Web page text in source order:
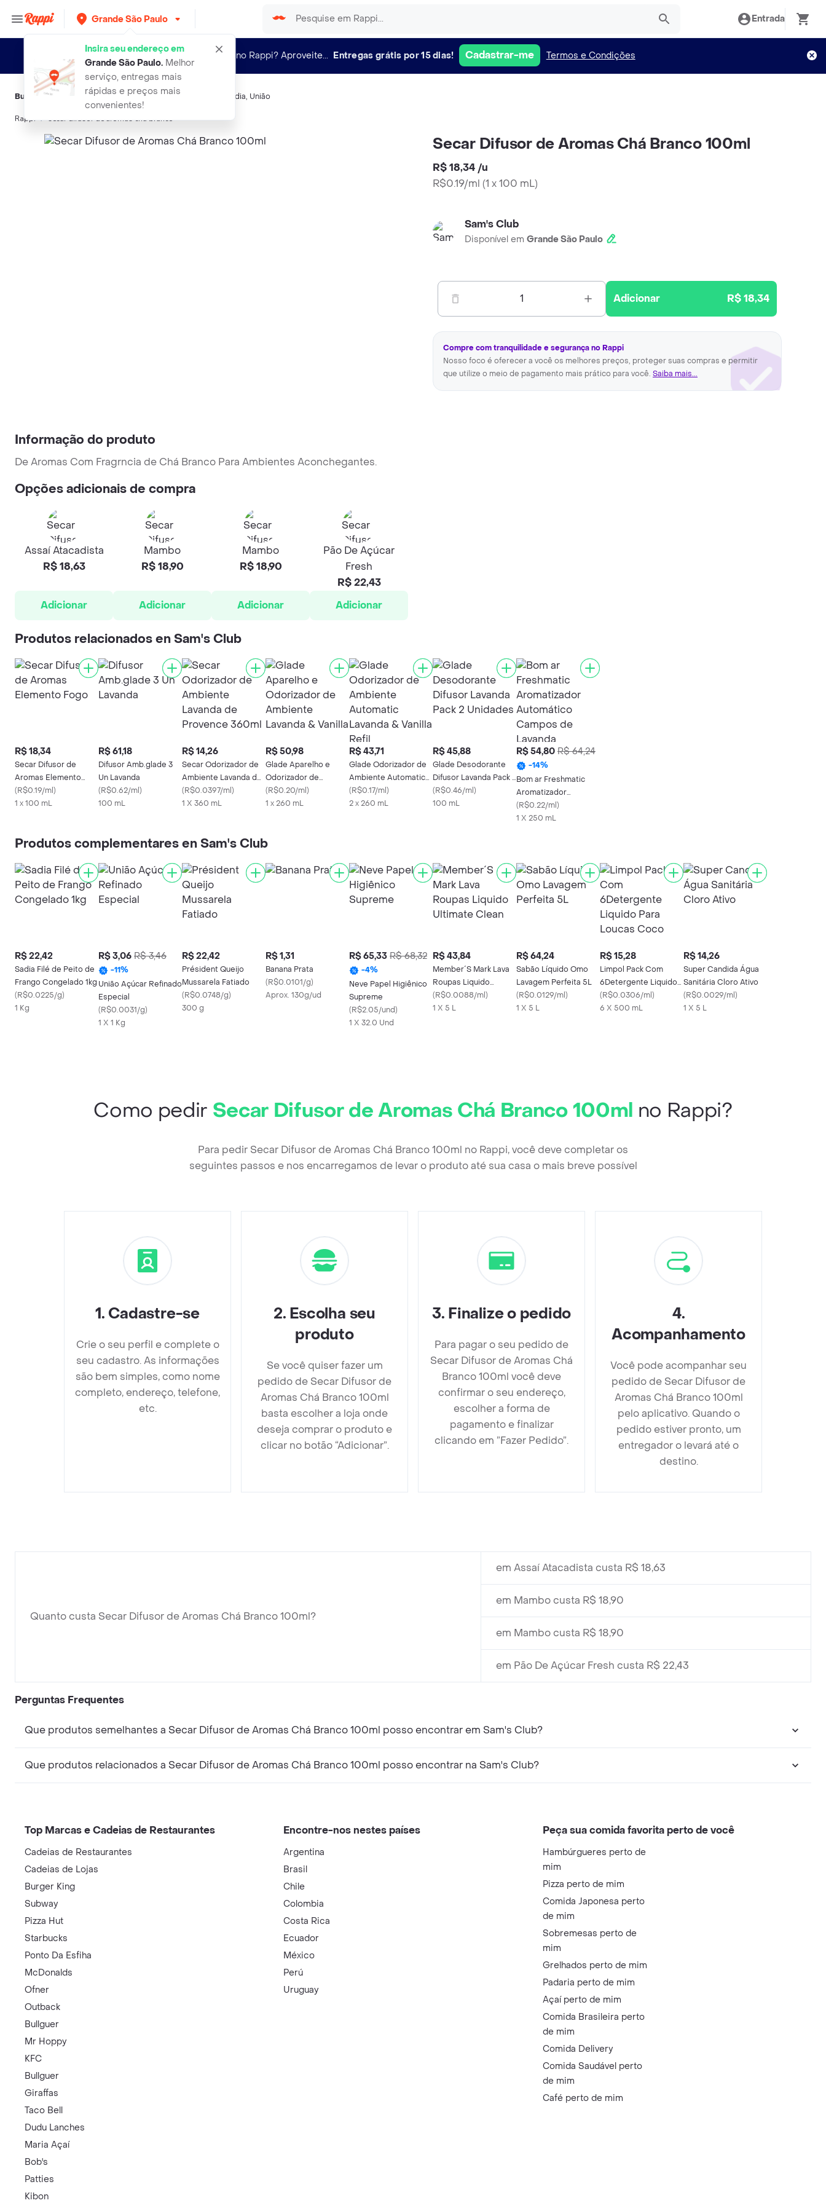
Grande São Paulo
Insira seu endereço em
Grande São Paulo.Melhor
serviço, entregas mais
rápidas e preços mais
convenientes!
Entrada
Novo no Rappi? Aproveite... Entregas grátis por 15 dias! Cadastrar-me Termos e Condições
Buscas relacionadas:Difusores de aroma ,Secar Sadia, União
Rappi secar difusor de aromas cha branco
Secar Difusor de Aromas Chá Branco 100ml
R$ 18,34 /u
R$0.19/ml (1 x 100 mL)
Sam's Club
Disponível em Grande São Paulo
1 Adicionar R$ 18,34
Compre com tranquilidade e segurança no Rappi
Nosso foco é oferecer a você os melhores preços, proteger suas compras e permitir
que utilize o meio de pagamento mais prático para você. Saiba mais...
Informação do produto
De Aromas Com Fragrncia de Chá Branco Para Ambientes Aconchegantes.
Opções adicionais de compra
Assaí Atacadista
R$ 18,63
Adicionar
Mambo
R$ 18,90
Adicionar
Mambo
R$ 18,90
Adicionar
Pão De Açúcar
Fresh
R$ 22,43
Adicionar
Produtos relacionados en Sam's Club
R$ 18,34
Secar Difusor de
Aromas Elemento
Fogo
(R$0.19/ml)
1 x 100 mL
R$ 61,18
Difusor Amb.glade 3
Un Lavanda
(R$0.62/ml)
100 mL
R$ 14,26
Secar Odorizador de
Ambiente Lavanda de
Provence 360ml
(R$0.0397/ml)
1 X 360 mL
R$ 50,98
Glade Aparelho e
Odorizador de
Ambiente Lavanda &
Vanilla
(R$0.20/ml)
1 x 260 mL
R$ 43,71
Glade Odorizador de
Ambiente Automatic
Lavanda & Vanilla Refil
(R$0.17/ml)
2 x 260 mL
R$ 45,88
Glade Desodorante
Difusor Lavanda Pack 2
Unidades
(R$0.46/ml)
100 mL
R$ 54,80 R$ 64,24
-14%
Bom ar Freshmatic
Aromatizador
Automático Campos
de Lavanda
(R$0.22/ml)
1 X 250 mL
Produtos complementares en Sam's Club
R$ 22,42
Sadia Filé de Peito de
Frango Congelado 1kg
(R$0.0225/g)
1 Kg
R$ 3,06 R$ 3,46
-11%
União Açúcar Refinado
Especial
(R$0.0031/g)
1 X 1 Kg
R$ 22,42
Président Queijo
Mussarela Fatiado
(R$0.0748/g)
300 g
R$ 1,31
Banana Prata
(R$0.0101/g)
Aprox. 130g/ud
R$ 65,33 R$ 68,32
-4%
Neve Papel Higiênico
Supreme
(R$2.05/und)
1 X 32.0 Und
R$ 43,84
Member´S Mark Lava
Roupas Liquido
Ultimate Clean
(R$0.0088/ml)
1 X 5 L
R$ 64,24
Sabão Líquido Omo
Lavagem Perfeita 5L
(R$0.0129/ml)
1 X 5 L
R$ 15,28
Limpol Pack Com
6Detergente Liquido
Para Loucas Coco
(R$0.0306/ml)
6 X 500 mL
R$ 14,26
Super Candida Água
Sanitária Cloro Ativo
(R$0.0029/ml)
1 X 5 L
Como pedir Secar Difusor de Aromas Chá Branco 100ml no Rappi?
Para pedir Secar Difusor de Aromas Chá Branco 100ml no Rappi, você deve completar os
seguintes passos e nos encarregamos de levar o produto até sua casa o mais breve possível
1. Cadastre-se
Crie o seu perfil e complete o
seu cadastro. As informações
são bem simples, como nome
completo, endereço, telefone,
etc.
2. Escolha seu
produto
Se você quiser fazer um
pedido de Secar Difusor de
Aromas Chá Branco 100ml
basta escolher a loja onde
deseja comprar o produto e
clicar no botão “Adicionar”.
3. Finalize o pedido
Para pagar o seu pedido de
Secar Difusor de Aromas Chá
Branco 100ml você deve
confirmar o seu endereço,
escolher a forma de
pagamento e finalizar
clicando em ”Fazer Pedido”.
4.
Acompanhamento
Você pode acompanhar seu
pedido de Secar Difusor de
Aromas Chá Branco 100ml
pelo aplicativo. Quando o
pedido estiver pronto, um
entregador o levará até o
destino.
Quanto custa Secar Difusor de Aromas Chá Branco 100ml?
em Assaí Atacadista custa R$ 18,63
em Mambo custa R$ 18,90
em Mambo custa R$ 18,90
em Pão De Açúcar Fresh custa R$ 22,43
Perguntas Frequentes
Que produtos semelhantes a Secar Difusor de Aromas Chá Branco 100ml posso encontrar em Sam's Club?
Que produtos relacionados a Secar Difusor de Aromas Chá Branco 100ml posso encontrar na Sam's Club?
Top Marcas e Cadeias de Restaurantes
Cadeias de Restaurantes
Cadeias de Lojas
Burger King
Subway
Pizza Hut
Starbucks
Ponto Da Esfiha
McDonalds
Ofner
Outback
Bullguer
Mr Hoppy
KFC
Bullguer
Giraffas
Taco Bell
Dudu Lanches
Maria Açaí
Bob's
Patties
Kibon
Encontre-nos nestes países
Argentina
Brasil
Chile
Colombia
Costa Rica
Ecuador
México
Perú
Uruguay
Peça sua comida favorita perto de você
Hambúrgueres perto de
mim
Pizza perto de mim
Comida Japonesa perto
de mim
Sobremesas perto de
mim
Grelhados perto de mim
Padaria perto de mim
Açaí perto de mim
Comida Brasileira perto
de mim
Comida Delivery
Comida Saudável perto
de mim
Café perto de mim